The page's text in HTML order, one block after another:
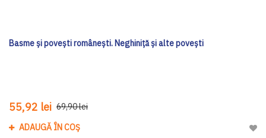
Basme și povești românești. Neghiniță și alte povești
55,92 lei 69,90 lei
ADAUGĂ ÎN COȘ